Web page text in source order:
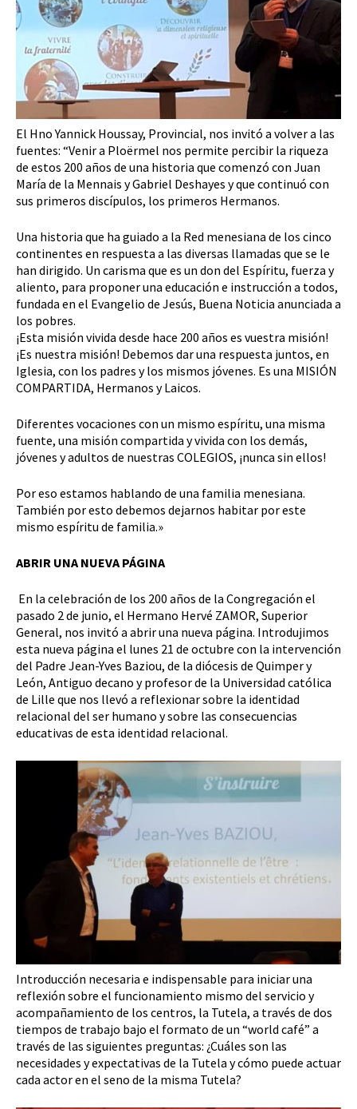
El Hno Yannick Houssay, Provincial, nos invitó a volver a las
fuentes: “Venir a Ploërmel nos permite percibir la riqueza
de estos 200 años de una historia que comenzó con Juan
María de la Mennais y Gabriel Deshayes y que continuó con
sus primeros discípulos, los primeros Hermanos.
Una historia que ha guiado a la Red menesiana de los cinco
continentes en respuesta a las diversas llamadas que se le
han dirigido. Un carisma que es un don del Espíritu, fuerza y
aliento, para proponer una educación e instrucción a todos,
fundada en el Evangelio de Jesús, Buena Noticia anunciada a
los pobres.
¡Esta misión vivida desde hace 200 años es vuestra misión!
¡Es nuestra misión! Debemos dar una respuesta juntos, en
Iglesia, con los padres y los mismos jóvenes. Es una MISIÓN
COMPARTIDA, Hermanos y Laicos.
Diferentes vocaciones con un mismo espíritu, una misma
fuente, una misión compartida y vivida con los demás,
jóvenes y adultos de nuestras COLEGIOS, ¡nunca sin ellos!
Por eso estamos hablando de una familia menesiana.
También por esto debemos dejarnos habitar por este
mismo espíritu de familia.»
ABRIR UNA NUEVA PÁGINA
En la celebración de los 200 años de la Congregación el
pasado 2 de junio, el Hermano Hervé ZAMOR, Superior
General, nos invitó a abrir una nueva página. Introdujimos
esta nueva página el lunes 21 de octubre con la intervención
del Padre Jean-Yves Baziou, de la diócesis de Quimper y
León, Antiguo decano y profesor de la Universidad católica
de Lille que nos llevó a reflexionar sobre la identidad
relacional del ser humano y sobre las consecuencias
educativas de esta identidad relacional.
Introducción necesaria e indispensable para iniciar una
reflexión sobre el funcionamiento mismo del servicio y
acompañamiento de los centros, la Tutela, a través de dos
tiempos de trabajo bajo el formato de un “world café” a
través de las siguientes preguntas: ¿Cuáles son las
necesidades y expectativas de la Tutela y cómo puede actuar
cada actor en el seno de la misma Tutela?